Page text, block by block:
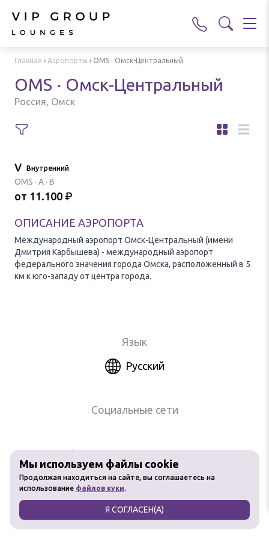
Главная › Аэропорты › OMS · Омск-Центральный
OMS · Омск-Центральный
Россия, Омск
Внутренний
VIP-зал
OMS · A · B
от 11.100 ₽
ОПИСАНИЕ АЭРОПОРТА
Международный аэропорт Омск-Центральный (имени
Дмитрия Карбышева) - международный аэропорт
федерального значения города Омска, расположенный в 5
км к юго-западу от центра города.
Мы используем файлы cookie
Продолжая находиться на сайте, вы соглашаетесь на
использование файлов куки.
Я СОГЛАСЕН(А)
Язык
Русский
Социальные сети
сайта без разрешения запрещено